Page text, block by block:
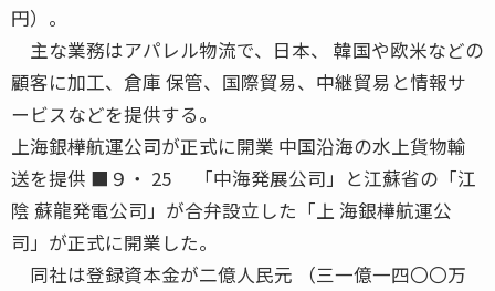
円）。
主な業務はアパレル物流で、日本、 韓国や欧米などの
顧客に加工、倉庫 保管、国際貿易、中継貿易と情報サ
ービスなどを提供する。
上海銀樺航運公司が正式に開業 中国沿海の水上貨物輸
送を提供 ■９・ 25 「中海発展公司」と江蘇省の「江
陰 蘇龍発電公司」が合弁設立した「上 海銀樺航運公
司」が正式に開業した。
同社は登録資本金が二億人民元 （三一億一四〇〇万